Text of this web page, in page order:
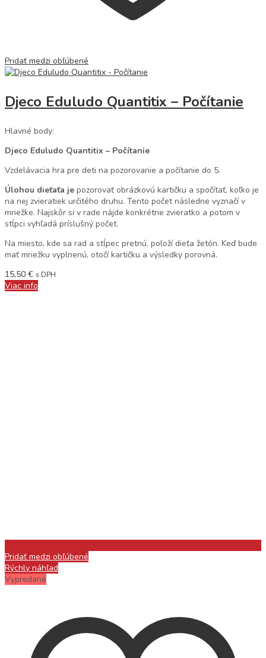
Pridať medzi obľúbené
Djeco Eduludo Quantitix – Počítanie
Hlavné body:
Djeco Eduludo Quantitix – Počítanie
Vzdelávacia hra pre deti na pozorovanie a počítanie do 5.
Úlohou dieťaťa je pozorovať obrázkovú kartičku a spočítať, koľko je
na nej zvieratiek určitého druhu. Tento počet následne vyznačí v
mriežke. Najskôr si v rade nájde konkrétne zvieratko a potom v
stĺpci vyhľadá príslušný počet.
Na miesto, kde sa rad a stĺpec pretnú, položí dieťa žetón. Keď bude
mať mriežku vyplnenú, otočí kartičku a výsledky porovná.
15,50 € s DPH
Viac info
Pridať medzi obľúbené
Rýchly náhľad
Vypredané